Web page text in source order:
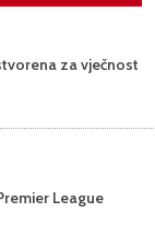
za vječnost
League